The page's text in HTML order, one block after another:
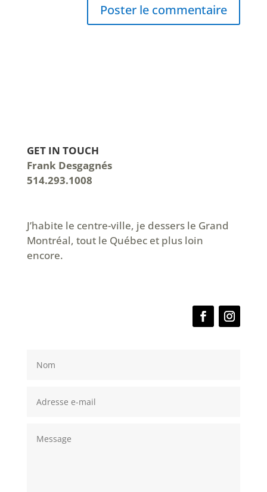
GET IN TOUCH
Frank Desgagnés
514.293.1008
J’habite le centre-ville, je dessers le Grand
Montréal, tout le Québec et plus loin
encore.